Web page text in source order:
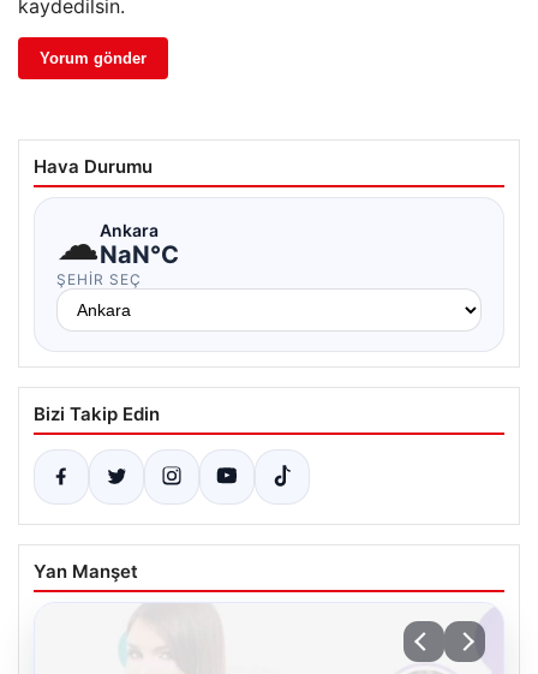
kaydedilsin.
Hava Durumu
☁Ankara
NaN°C
ŞEHIR SEÇ
Bizi Takip Edin
Yan Manşet